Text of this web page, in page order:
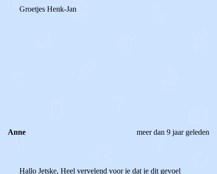
Groetjes Henk-Jan
Anne meer dan 9 jaar geleden
Hallo Jetske, Heel vervelend voor je dat je dit gevoel